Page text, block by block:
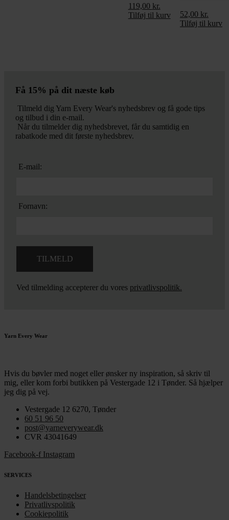
119,00 kr.
Tilføj til kurv
52,00 kr.
Tilføj til kurv
Få 15% på dit næste køb
Tilmeld dig Yarn Every Wear's nyhedsbrev og få gode tips
og tilbud i din e-mail.
Når du tilmelder dig nyhedsbrevet, får du samtidig en
rabatkode med dit første nyhedsbrev.
E-mail:
Fornavn:
Ved tilmelding accepterer du vores privatlivspolitik.
Yarn Every Wear
Hvis du bøvler med noget eller ønsker ny inspiration, så skriv til
mig, eller kom forbi butikken på Vestergade 12 i Tønder. Så hjælper
jeg dig på vej.
Vestergade 12 6270, Tønder
60 51 96 50
post@yarneverywear.dk
CVR 43041649
Facebook-f Instagram
SERVICES
Handelsbetingelser
Privatlivspolitik
Cookiepolitik